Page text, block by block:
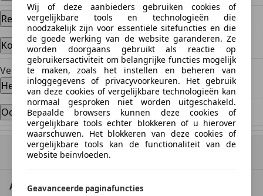
Reacties en afspraken
Koopovereenkomst en overdracht
Veelgestelde vragen
Heb je nog vragen of hulp nodig?
Occasions verkopen in Nederland
AutoScout24: Europees online autoplatform.
Wij of deze aanbieders gebruiken cookies of
vergelijkbare tools en technologieën die
noodzakelijk zijn voor essentiële sitefuncties en die
de goede werking van de website garanderen. Ze
worden doorgaans gebruikt als reactie op
gebruikersactiviteit om belangrijke functies mogelijk
te maken, zoals het instellen en beheren van
inloggegevens of privacyvoorkeuren. Het gebruik
van deze cookies of vergelijkbare technologieën kan
normaal gesproken niet worden uitgeschakeld.
Bepaalde browsers kunnen deze cookies of
vergelijkbare tools echter blokkeren of u hierover
waarschuwen. Het blokkeren van deze cookies of
vergelijkbare tools kan de functionaliteit van de
website beïnvloeden.
Geavanceerde paginafuncties